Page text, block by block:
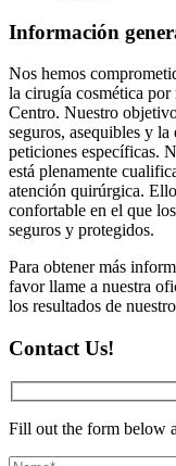
Información
Nos hemos
la cirugía cosmética
Centro. Nuestro
seguros, asequibles y la
peticiones específicas.
está plenamente
atención quirúrgica.
confortable en el que
seguros y protegidos.
Para obtener más
favor llame a nuestra
los resultados de
Contact Us!
Fill out the form below